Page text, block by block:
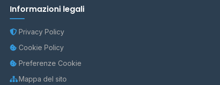
Informazioni legali
Privacy Policy
Cookie Policy
Preferenze Cookie
Mappa del sito